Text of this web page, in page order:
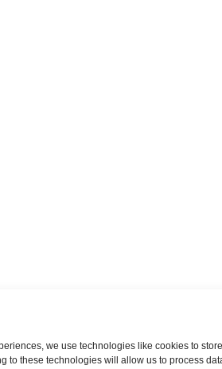
we use technologies like cookies to
to these technologies will allow us to process